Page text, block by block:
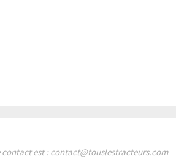
est : contact@touslestracteurs.com